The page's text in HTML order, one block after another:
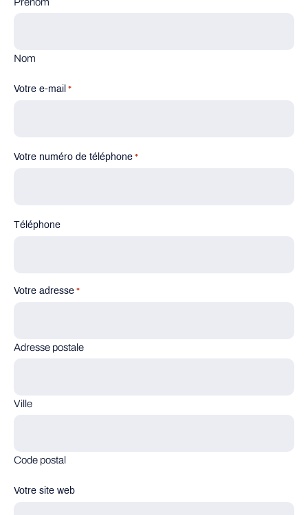
Prénom
Nom
Votre e-mail *
Votre numéro de téléphone *
Téléphone
Votre adresse *
Adresse postale
Ville
Code postal
Votre site web